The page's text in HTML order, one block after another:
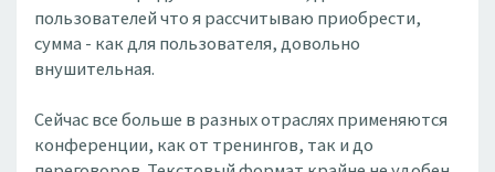
пользователей что я рассчитываю приобрести,
сумма - как для пользователя, довольно
внушительная.
Сейчас все больше в разных отраслях применяются
конференции, как от тренингов, так и до